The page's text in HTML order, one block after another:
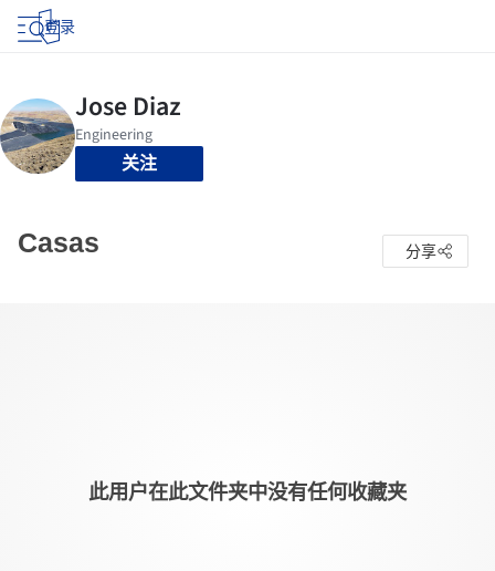
登录
关注
Casas 分享
此用户在此文件夹中没有任何收藏夹